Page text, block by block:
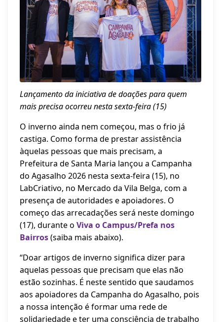
Lançamento da iniciativa de doações para quem
mais precisa ocorreu nesta sexta-feira (15)
O inverno ainda nem começou, mas o frio já
castiga. Como forma de prestar assistência
àquelas pessoas que mais precisam, a
Prefeitura de Santa Maria lançou a Campanha
do Agasalho 2026 nesta sexta-feira (15), no
LabCriativo, no Mercado da Vila Belga, com a
presença de autoridades e apoiadores. O
começo das arrecadações será neste domingo
(17), durante o Viva o Campus/Prefa nos
Bairros(saiba mais abaixo).
“Doar artigos de inverno significa dizer para
aquelas pessoas que precisam que elas não
estão sozinhas. É neste sentido que saudamos
aos apoiadores da Campanha do Agasalho, pois
a nossa intenção é formar uma rede de
solidariedade e ter uma consciência de trabalho